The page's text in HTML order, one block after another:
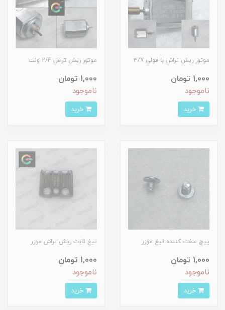
موتور ریش تراش با فولی 3/7
1,000 تومان
ناموجود
موتور ریش تراش 2/4 ولت
1,000 تومان
ناموجود
پیچ سفت کننده تیغ موزر
1,000 تومان
ناموجود
تیغ ثابت ریش تراش موزر
1,000 تومان
ناموجود